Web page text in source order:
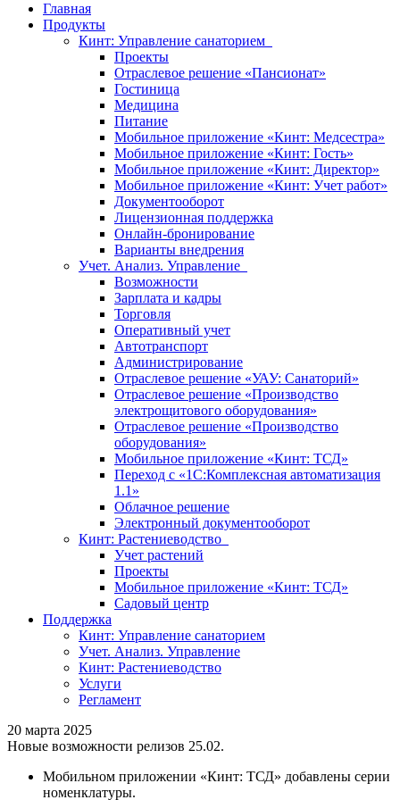
Главная
Продукты
Кинт: Управление санаторием
Проекты
Отраслевое решение «Пансионат»
Гостиница
Медицина
Питание
Мобильное приложение «Кинт: Медсестра»
Мобильное приложение «Кинт: Гость»
Мобильное приложение «Кинт: Директор»
Мобильное приложение «Кинт: Учет работ»
Документооборот
Лицензионная поддержка
Онлайн-бронирование
Варианты внедрения
Учет. Анализ. Управление
Возможности
Зарплата и кадры
Торговля
Оперативный учет
Автотранспорт
Администрирование
Отраслевое решение «УАУ: Санаторий»
Отраслевое решение «Производство
электрощитового оборудования»
Отраслевое решение «Производство
оборудования»
Мобильное приложение «Кинт: ТСД»
Переход с «1С:Комплексная автоматизация
1.1»
Облачное решение
Электронный документооборот
Кинт: Растениеводство
Учет растений
Проекты
Мобильное приложение «Кинт: ТСД»
Садовый центр
Поддержка
Кинт: Управление санаторием
Учет. Анализ. Управление
Кинт: Растениеводство
Услуги
Регламент
20 марта 2025
Новые возможности релизов 25.02.
Мобильном приложении «Кинт: ТСД» добавлены серии
номенклатуры.